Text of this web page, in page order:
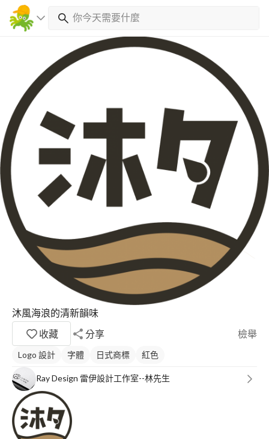
沐風海浪的清新韻味
收藏
分享 檢舉
Logo 設計 字體 日式商標 紅色
Ray Design 雷伊設計工作室--林先生